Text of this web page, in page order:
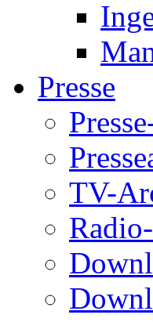
Presse
TV-